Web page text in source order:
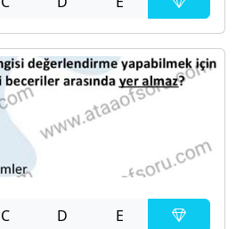
C D E